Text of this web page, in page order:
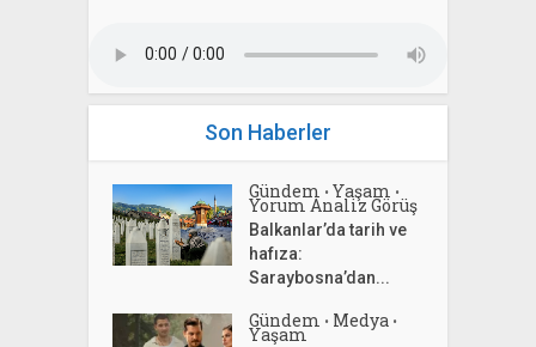
Son Haberler
Gündem • Yaşam •
Yorum Analiz Görüş
Balkanlar’da tarih ve
hafıza:
Saraybosna’dan...
Gündem • Medya •
Yaşam